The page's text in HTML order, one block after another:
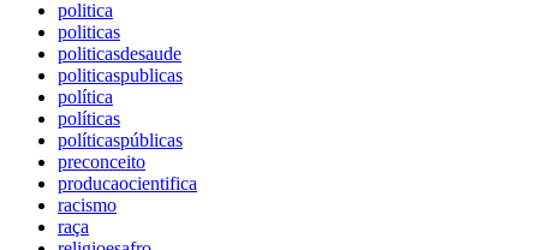
politica
politicas
politicasdesaude
politicaspublicas
política
políticas
políticaspúblicas
preconceito
producaocientifica
racismo
raça